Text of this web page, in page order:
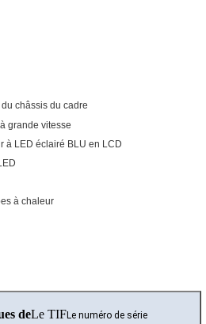
châssis du cadre
grande vitesse
à LED éclairé BLU en LCD
à chaleur
deLe TIFLe numéro de série